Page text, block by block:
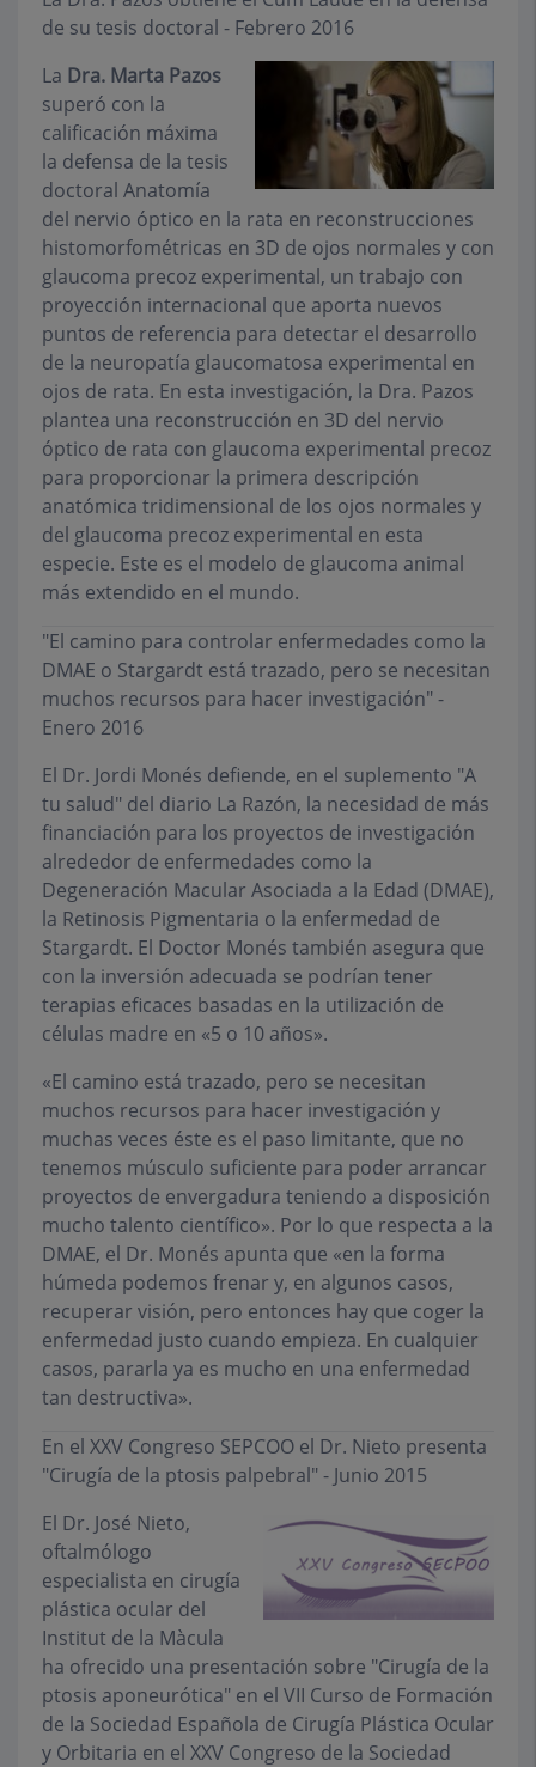
de su tesis doctoral - Febrero 2016
La Dra. Marta Pazos
superó con la
calificación máxima
la defensa de la tesis
doctoral Anatomía
del nervio óptico en la rata en reconstrucciones
histomorfométricas en 3D de ojos normales y con
glaucoma precoz experimental, un trabajo con
proyección internacional que aporta nuevos
puntos de referencia para detectar el desarrollo
de la neuropatía glaucomatosa experimental en
ojos de rata. En esta investigación, la Dra. Pazos
plantea una reconstrucción en 3D del nervio
óptico de rata con glaucoma experimental precoz
para proporcionar la primera descripción
anatómica tridimensional de los ojos normales y
del glaucoma precoz experimental en esta
especie. Este es el modelo de glaucoma animal
más extendido en el mundo.
"El camino para controlar enfermedades como la
DMAE o Stargardt está trazado, pero se necesitan
muchos recursos para hacer investigación" -
Enero 2016
El Dr. Jordi Monés defiende, en el suplemento "A
tu salud" del diario La Razón, la necesidad de más
financiación para los proyectos de investigación
alrededor de enfermedades como la
Degeneración Macular Asociada a la Edad (DMAE),
la Retinosis Pigmentaria o la enfermedad de
Stargardt. El Doctor Monés también asegura que
con la inversión adecuada se podrían tener
terapias eficaces basadas en la utilización de
células madre en «5 o 10 años».
«El camino está trazado, pero se necesitan
muchos recursos para hacer investigación y
muchas veces éste es el paso limitante, que no
tenemos músculo suficiente para poder arrancar
proyectos de envergadura teniendo a disposición
mucho talento científico». Por lo que respecta a la
DMAE, el Dr. Monés apunta que «en la forma
húmeda podemos frenar y, en algunos casos,
recuperar visión, pero entonces hay que coger la
enfermedad justo cuando empieza. En cualquier
casos, pararla ya es mucho en una enfermedad
tan destructiva».
En el XXV Congreso SEPCOO el Dr. Nieto presenta
"Cirugía de la ptosis palpebral" - Junio 2015
El Dr. José Nieto,
oftalmólogo
especialista en cirugía
plástica ocular del
Institut de la Màcula
ha ofrecido una presentación sobre "Cirugía de la
ptosis aponeurótica" en el VII Curso de Formación
de la Sociedad Española de Cirugía Plástica Ocular
y Orbitaria en el XXV Congreso de la Sociedad